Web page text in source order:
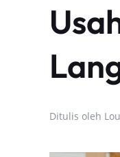
Ditulis oleh